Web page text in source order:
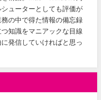
ューターとしても評価が
の中で得た情報の備忘録
知識をマニアックな目線
発信していければと思っ